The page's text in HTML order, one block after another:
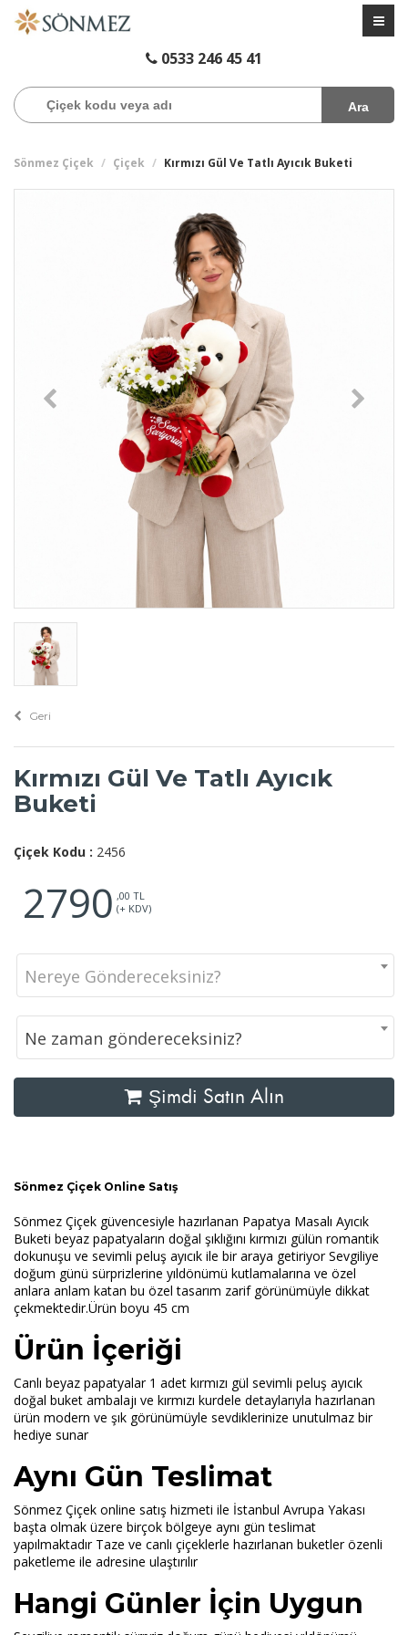
0533 246 45 41
Ara
Sönmez Çiçek Çiçek Kırmızı Gül Ve Tatlı Ayıcık Buketi
Geri
Kırmızı Gül Ve Tatlı Ayıcık
Buketi
Çiçek Kodu : 2456
2790 ,00 TL
(+ KDV)
Nereye Göndereceksiniz?
Ne zaman göndereceksiniz?
Şimdi Satın Alın
Sönmez Çiçek Online Satış
Sönmez Çiçek güvencesiyle hazırlanan Papatya Masalı Ayıcık
Buketi beyaz papatyaların doğal şıklığını kırmızı gülün romantik
dokunuşu ve sevimli peluş ayıcık ile bir araya getiriyor Sevgiliye
doğum günü sürprizlerine yıldönümü kutlamalarına ve özel
anlara anlam katan bu özel tasarım zarif görünümüyle dikkat
çekmektedir.Ürün boyu 45 cm
Ürün İçeriği
Canlı beyaz papatyalar 1 adet kırmızı gül sevimli peluş ayıcık
doğal buket ambalajı ve kırmızı kurdele detaylarıyla hazırlanan
ürün modern ve şık görünümüyle sevdiklerinize unutulmaz bir
hediye sunar
Aynı Gün Teslimat
Sönmez Çiçek online satış hizmeti ile İstanbul Avrupa Yakası
başta olmak üzere birçok bölgeye aynı gün teslimat
yapılmaktadır Taze ve canlı çiçeklerle hazırlanan buketler özenli
paketleme ile adresine ulaştırılır
Hangi Günler İçin Uygun